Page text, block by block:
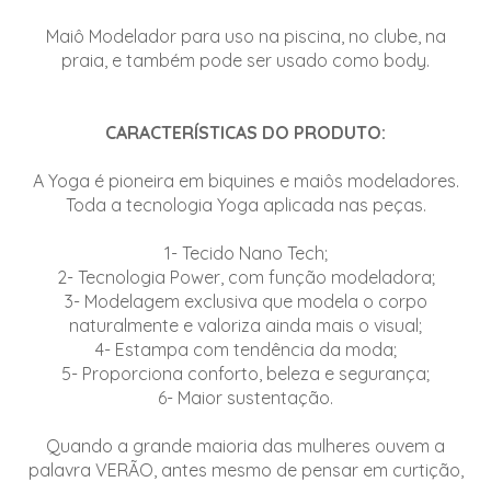
Maiô Modelador para uso na piscina, no clube, na
praia, e também pode ser usado como body.
CARACTERÍSTICAS DO PRODUTO:
A Yoga é pioneira em biquines e maiôs modeladores.
Toda a tecnologia Yoga aplicada nas peças.
1- Tecido Nano Tech;
2- Tecnologia Power, com função modeladora;
3- Modelagem exclusiva que modela o corpo
naturalmente e valoriza ainda mais o visual;
4- Estampa com tendência da moda;
5- Proporciona conforto, beleza e segurança;
6- Maior sustentação.
Quando a grande maioria das mulheres ouvem a
palavra VERÃO, antes mesmo de pensar em curtição,